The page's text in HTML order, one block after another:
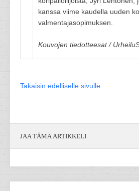
kanssa viime kaudella uuden
valmentajasopimuksen.
Kouvojen tiedotteesat /
Takaisin edelliselle sivulle
JAA TÄMÄ ARTIKKELI